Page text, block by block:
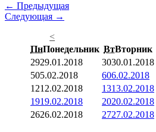
← Предыдущая
Следующая →
<
ПнПонедельник ВтВторник
2929.01.2018 3030.01.2018
505.02.2018 606.02.2018
1212.02.2018 1313.02.2018
1919.02.2018 2020.02.2018
2626.02.2018 2727.02.2018